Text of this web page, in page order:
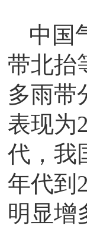
中国
带北抬
多雨带
表现为
代，我
年代到
明显增